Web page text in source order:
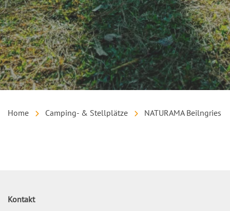
Home Camping- & Stellplätze NATURAMA Beilngries
Kontakt